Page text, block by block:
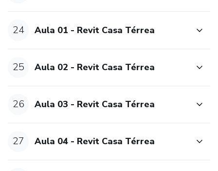
24 Aula 01 - Revit Casa Térrea
25 Aula 02 - Revit Casa Térrea
26 Aula 03 - Revit Casa Térrea
27 Aula 04 - Revit Casa Térrea